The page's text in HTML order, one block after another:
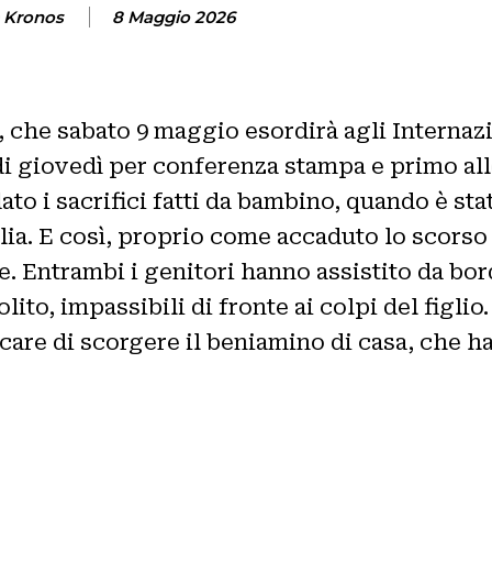
8 Maggio 2026
sabato 9 maggio esordirà agli
giovedì per conferenza stampa e primo
i sacrifici fatti da bambino, quando è
E così, proprio come accaduto lo
Entrambi i genitori hanno assistito da
impassibili di fronte ai colpi del
di scorgere il beniamino di casa, che